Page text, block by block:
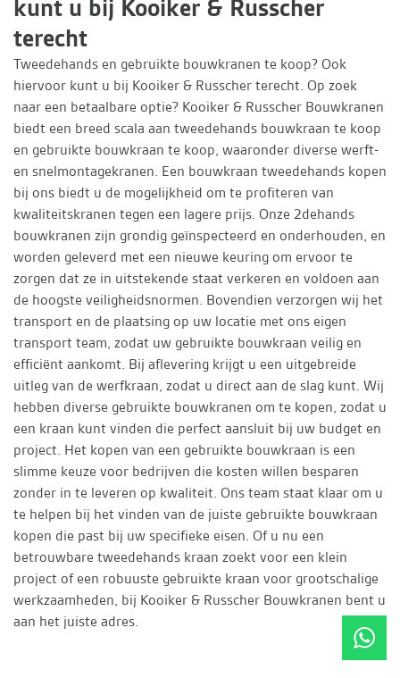
kunt u bij Kooiker & Russcher
terecht
Tweedehands en gebruikte bouwkranen te koop? Ook
hiervoor kunt u bij Kooiker & Russcher terecht. Op zoek
naar een betaalbare optie? Kooiker & Russcher Bouwkranen
biedt een breed scala aan tweedehands bouwkraan te koop
en gebruikte bouwkraan te koop, waaronder diverse werft-
en snelmontagekranen. Een bouwkraan tweedehands kopen
bij ons biedt u de mogelijkheid om te profiteren van
kwaliteitskranen tegen een lagere prijs. Onze 2dehands
bouwkranen zijn grondig geïnspecteerd en onderhouden, en
worden geleverd met een nieuwe keuring om ervoor te
zorgen dat ze in uitstekende staat verkeren en voldoen aan
de hoogste veiligheidsnormen. Bovendien verzorgen wij het
transport en de plaatsing op uw locatie met ons eigen
transport team, zodat uw gebruikte bouwkraan veilig en
efficiënt aankomt. Bij aflevering krijgt u een uitgebreide
uitleg van de werfkraan, zodat u direct aan de slag kunt. Wij
hebben diverse gebruikte bouwkranen om te kopen, zodat u
een kraan kunt vinden die perfect aansluit bij uw budget en
project. Het kopen van een gebruikte bouwkraan is een
slimme keuze voor bedrijven die kosten willen besparen
zonder in te leveren op kwaliteit. Ons team staat klaar om u
te helpen bij het vinden van de juiste gebruikte bouwkraan
kopen die past bij uw specifieke eisen. Of u nu een
betrouwbare tweedehands kraan zoekt voor een klein
project of een robuuste gebruikte kraan voor grootschalige
werkzaamheden, bij Kooiker & Russcher Bouwkranen bent u
aan het juiste adres.